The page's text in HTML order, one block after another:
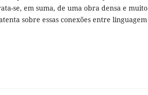
se, em suma, de uma obra densa e muito
sobre essas conexões entre linguagem